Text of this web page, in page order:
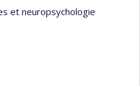
et neuropsychologie